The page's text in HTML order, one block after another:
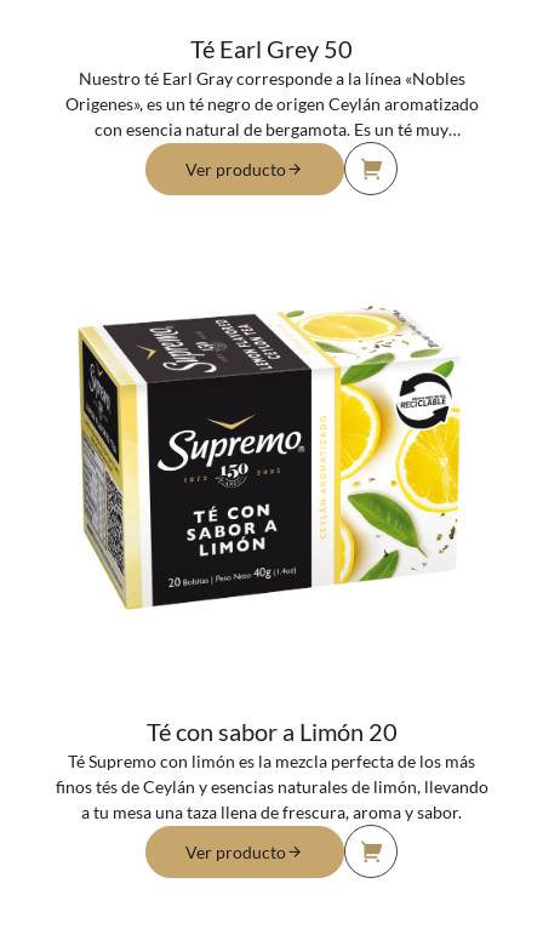
Té Earl Grey 50
Nuestro té Earl Gray corresponde a la línea «Nobles
Origenes», es un té negro de origen Ceylán aromatizado
con esencia natural de bergamota. Es un té muy
refrescante, perfecto para disfrutar durante las tardes.
Todo un clásico.
Ver producto
Té con sabor a Limón 20
Té Supremo con limón es la mezcla perfecta de los más
finos tés de Ceylán y esencias naturales de limón, llevando
a tu mesa una taza llena de frescura, aroma y sabor.
Ver producto